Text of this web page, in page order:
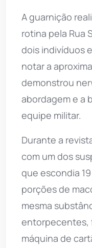
A guarnição
rotina pela Rua
dois indivíduos
notar a
demonstrou
abordagem e a
equipe militar.
Durante a
com um dos
que escondia
porções de
mesma
entorpecentes,
máquina de